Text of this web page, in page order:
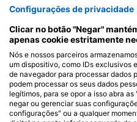
Bat Galim בת גלים(★4.9)
mergulho raso (até 10 m) com
oportunidade de visitar os
navio de imigrantes Arlozerov
em 1947) ao norte e o navio de
oeste.
Configurações de privacidade
Clicar no botão "Negar"
apenas cookie estritamente
Nós e nossos parceiros
um dispositivo, como IDs exclusivos
de navegador para processar dados
podem processar os seus dados
legítimos, para se opor a isso abra
negar ou gerenciar suas
configurações" ou a qualquer